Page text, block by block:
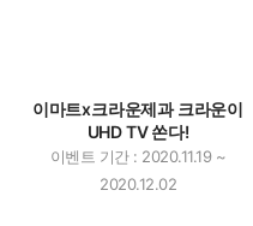
이마트x크라운제과 크라운이
UHD TV 쏜다!
이벤트 기간 : 2020.11.19 ~
2020.12.02